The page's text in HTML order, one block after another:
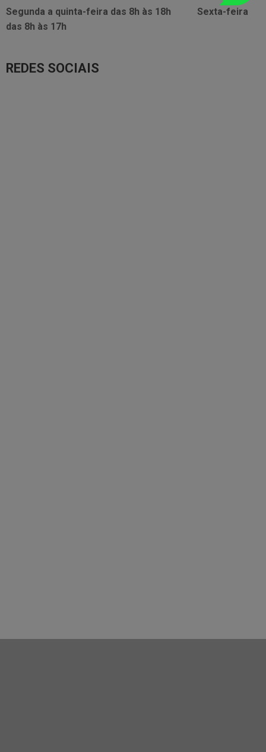
Segunda a quinta-feira das 8h às 18h
Sexta-feira
das 8h às 17h
REDES SOCIAIS